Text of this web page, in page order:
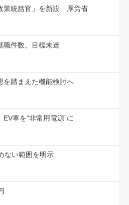
策統括官」を新設 厚労省
職件数、目標未達
を踏まえた機能検討へ
車を“非常用電源”に
ない範囲を明示